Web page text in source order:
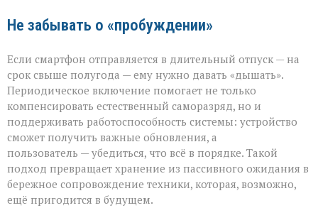
Не забывать о «пробуждении»
Если смартфон отправляется в длительный отпуск — на
срок свыше полугода — ему нужно давать «дышать».
Периодическое включение помогает не только
компенсировать естественный саморазряд, но и
поддерживать работоспособность системы: устройство
сможет получить важные обновления, а
пользователь — убедиться, что всё в порядке. Такой
подход превращает хранение из пассивного ожидания в
бережное сопровождение техники, которая, возможно,
ещё пригодится в будущем.